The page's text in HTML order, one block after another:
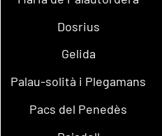
Dosrius
Gelida
Palau-solità i Plegamans
Pacs del Penedès